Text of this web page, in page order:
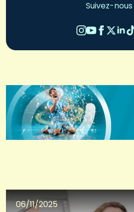
Suivez-nous
06/11/2025